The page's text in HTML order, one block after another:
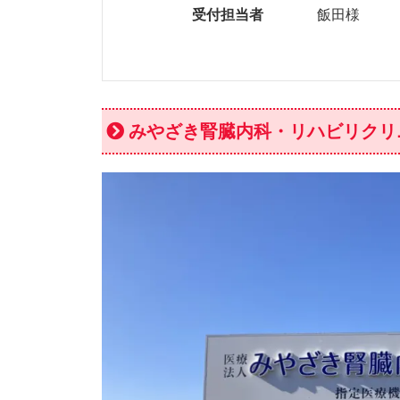
受付担当者 飯田様
みやざき腎臓内科・リハビリク